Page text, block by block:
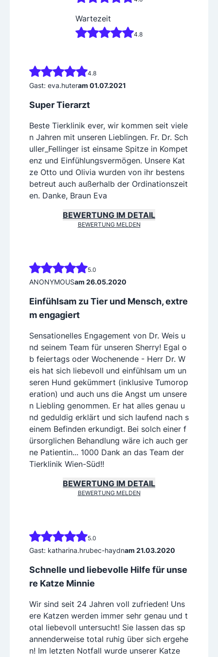
Wartezeit
4.8
4.8
Gast: eva.huteram 01.07.2021
Super Tierarzt
Beste Tierklinik ever, wir kommen seit viele
n Jahren mit unseren Lieblingen. Fr. Dr. Sch
uller_Fellinger ist einsame Spitze in Kompet
enz und Einfühlungsvermögen. Unsere Kat
ze Otto und Olivia wurden von ihr bestens
betreut auch außerhalb der Ordinationszeit
en. Danke, Braun Eva
BEWERTUNG IM DETAIL
BEWERTUNG MELDEN
5.0
ANONYMOUSam 26.05.2020
Einfühlsam zu Tier und Mensch, extre
m engagiert
Sensationelles Engagement von Dr. Weis u
nd seinem Team für unseren Sherry! Egal o
b feiertags oder Wochenende - Herr Dr. W
eis hat sich liebevoll und einfühlsam um un
seren Hund gekümmert (inklusive Tumorop
eration) und auch uns die Angst um unsere
n Liebling genommen. Er hat alles genau u
nd geduldig erklärt und sich laufend nach s
einem Befinden erkundigt. Bei solch einer f
ürsorglichen Behandlung wäre ich auch ger
ne Patientin... 1000 Dank an das Team der
Tierklinik Wien-Süd!!
BEWERTUNG IM DETAIL
BEWERTUNG MELDEN
5.0
Gast: katharina.hrubec-haydnam 21.03.2020
Schnelle und liebevolle Hilfe für unse
re Katze Minnie
Wir sind seit 24 Jahren voll zufrieden! Uns
ere Katzen werden immer sehr genau und t
otal liebevoll untersucht! Sie lassen das sp
annenderweise total ruhig über sich ergehe
n! Im letzten Notfall wurde unserer Katze